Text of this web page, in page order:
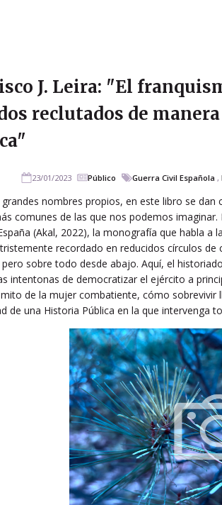
J. Leira: "El
reclutados de
23/01/2023 Público Guerra Civil Española ,
nombres propios, en este libro se
comunes de las que nos podemos
(Akal, 2022), la monografía que habla
recordado en reducidos círculos de
pero sobre todo desde abajo. Aquí, el
intentonas de democratizar el ejército a
de la mujer combatiente, cómo
de una Historia Pública en la que intervenga